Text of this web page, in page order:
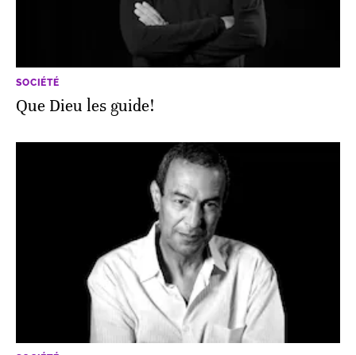
SOCIÉTÉ
Que Dieu les guide!